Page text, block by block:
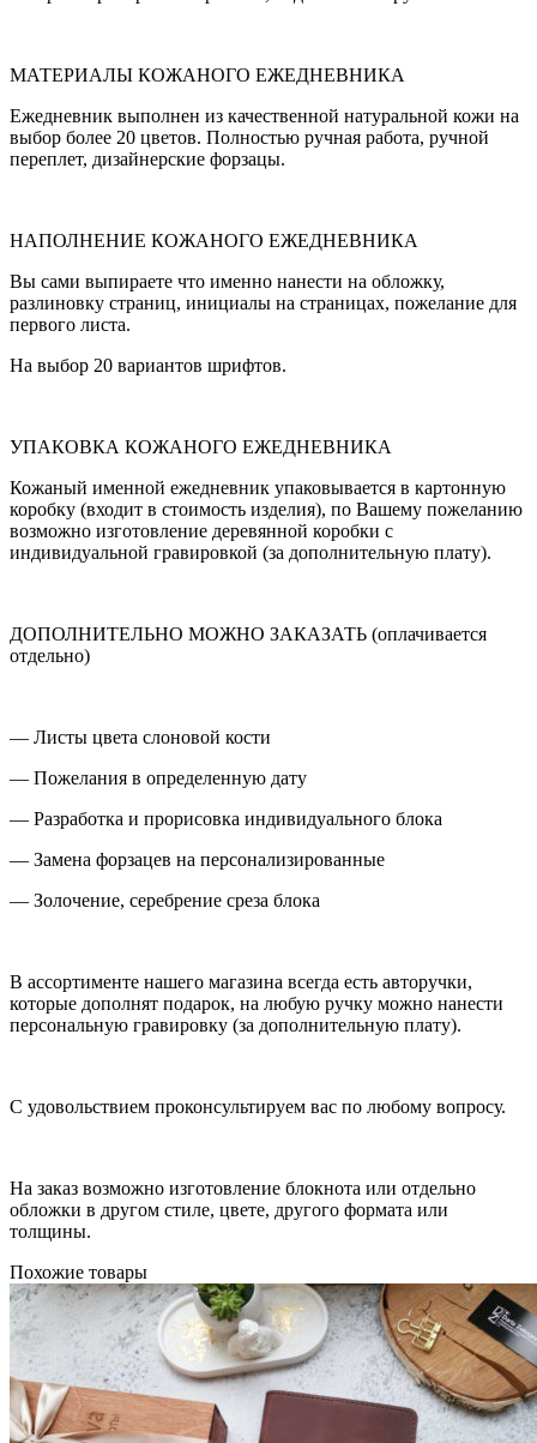
МАТЕРИАЛЫ КОЖАНОГО ЕЖЕДНЕВНИКА
Ежедневник выполнен из качественной натуральной кожи на
выбор более 20 цветов. Полностью ручная работа, ручной
переплет, дизайнерские форзацы.
НАПОЛНЕНИЕ КОЖАНОГО ЕЖЕДНЕВНИКА
Вы сами выпираете что именно нанести на обложку,
разлиновку страниц, инициалы на страницах, пожелание для
первого листа.
На выбор 20 вариантов шрифтов.
УПАКОВКА КОЖАНОГО ЕЖЕДНЕВНИКА
Кожаный именной ежедневник упаковывается в картонную
коробку (входит в стоимость изделия), по Вашему пожеланию
возможно изготовление деревянной коробки с
индивидуальной гравировкой (за дополнительную плату).
ДОПОЛНИТЕЛЬНО МОЖНО ЗАКАЗАТЬ (оплачивается
отдельно)
— Листы цвета слоновой кости
— Пожелания в определенную дату
— Разработка и прорисовка индивидуального блока
— Замена форзацев на персонализированные
— Золочение, серебрение среза блока
В ассортименте нашего магазина всегда есть авторучки,
которые дополнят подарок, на любую ручку можно нанести
персональную гравировку (за дополнительную плату).
С удовольствием проконсультируем вас по любому вопросу.
На заказ возможно изготовление блокнота или отдельно
обложки в другом стиле, цвете, другого формата или
толщины.
Похожие товары